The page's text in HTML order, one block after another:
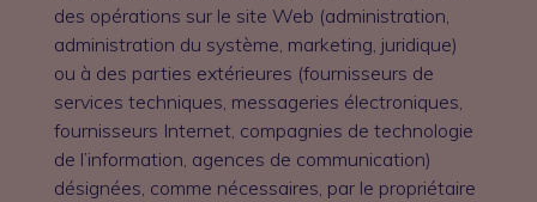
des opérations sur le site Web (administration,
administration du système, marketing, juridique)
ou à des parties extérieures (fournisseurs de
services techniques, messageries électroniques,
fournisseurs Internet, compagnies de technologie
de l’information, agences de communication)
désignées, comme nécessaires, par le propriétaire